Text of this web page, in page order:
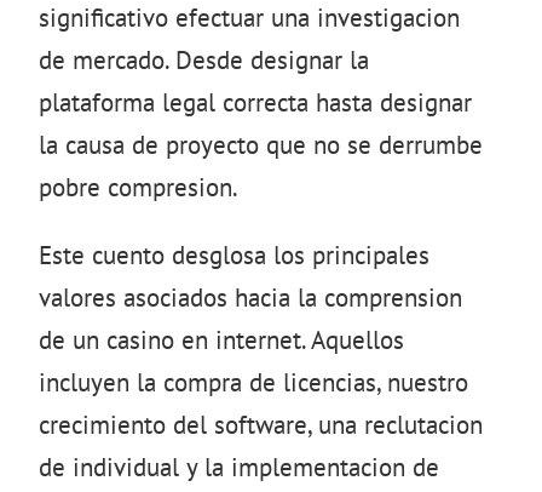
significativo efectuar una investigacion
de mercado. Desde designar la
plataforma legal correcta hasta designar
la causa de proyecto que no se derrumbe
pobre compresion.
Este cuento desglosa los principales
valores asociados hacia la comprension
de un casino en internet. Aquellos
incluyen la compra de licencias, nuestro
crecimiento del software, una reclutacion
de individual y la implementacion de